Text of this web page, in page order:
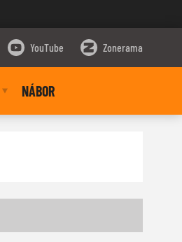
YouTube Zonerama
NÁBOR